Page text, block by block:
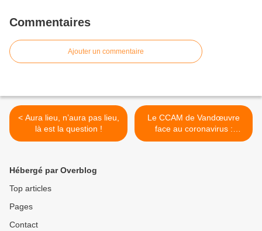
Commentaires
Ajouter un commentaire
< Aura lieu, n’aura pas lieu,
là est la question !
Le CCAM de Vandœuvre
face au coronavirus :
rencontre avec son
Hébergé par Overblog
Top articles
Pages
Contact